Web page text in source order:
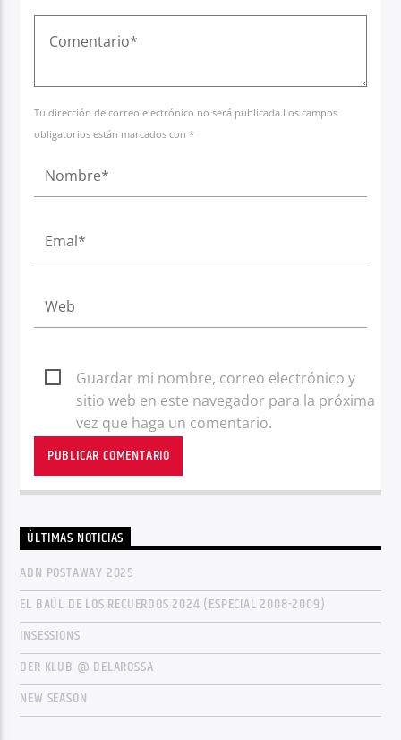
Tu dirección de correo electrónico no será publicada.Los campos
obligatorios están marcados con *
Guardar mi nombre, correo electrónico y
sitio web en este navegador para la próxima
vez que haga un comentario.
ÚLTIMAS NOTICIAS
ADN POSTAWAY 2025
EL BAÚL DE LOS RECUERDOS 2024 (ESPECIAL 2008-2009)
INSESSIONS
DER KLUB @ DELAROSSA
NEW SEASON